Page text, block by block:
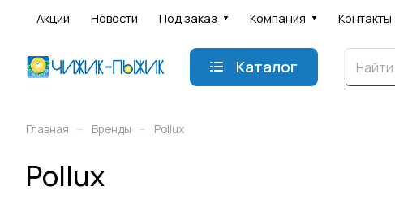
Акции Новости Под заказ Компания Контакты
Каталог
Главная – Бренды – Pollux
Pollux